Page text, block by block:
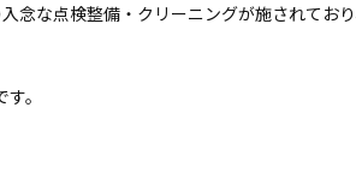
念な点検整備・クリーニングが施されてお
。